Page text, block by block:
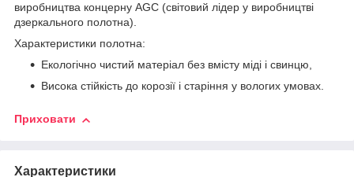
виробництва концерну AGС (світовий лідер у виробництві
дзеркального полотна).
Характеристики полотна:
Екологічно чистий матеріал без вмісту міді і свинцю,
Висока стійкість до корозії і старіння у вологих умовах.
Приховати
Характеристики